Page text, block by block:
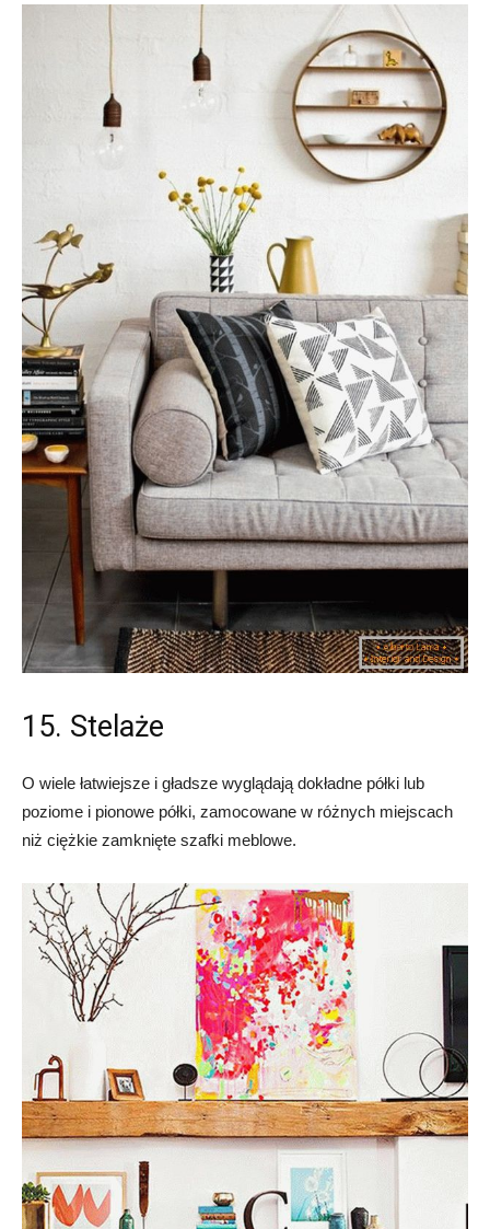
15. Stelaże
O wiele łatwiejsze i gładsze wyglądają dokładne półki lub
poziome i pionowe półki, zamocowane w różnych miejscach
niż ciężkie zamknięte szafki meblowe.